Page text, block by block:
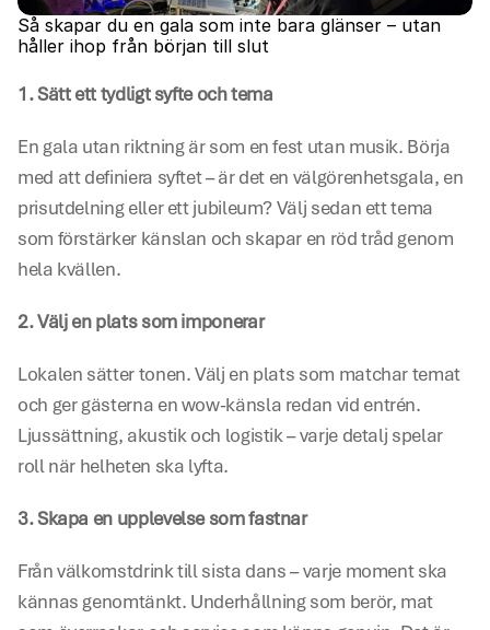
Så skapar du en gala som inte bara glänser – utan
håller ihop från början till slut
1. Sätt ett tydligt syfte och tema
En gala utan riktning är som en fest utan musik. Börja
med att definiera syftet – är det en välgörenhetsgala, en
prisutdelning eller ett jubileum? Välj sedan ett tema
som förstärker känslan och skapar en röd tråd genom
hela kvällen.
2. Välj en plats som imponerar
Lokalen sätter tonen. Välj en plats som matchar temat
och ger gästerna en wow-känsla redan vid entrén.
Ljussättning, akustik och logistik – varje detalj spelar
roll när helheten ska lyfta.
3. Skapa en upplevelse som fastnar
Från välkomstdrink till sista dans – varje moment ska
kännas genomtänkt. Underhållning som berör, mat